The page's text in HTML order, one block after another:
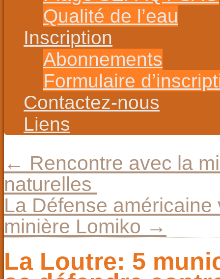
Qualité de l’eau
Inscription
Abonnements
Formulaire
Contactez-nous
Liens
← Rencontre avec la
naturelles
La Défense
minière Lomiko →
La Loutre: 5